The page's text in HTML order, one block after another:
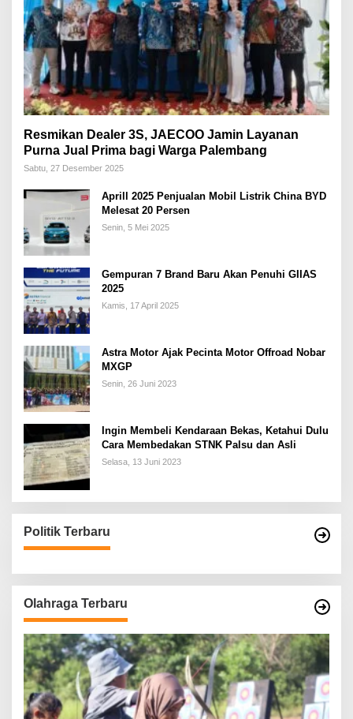
Resmikan Dealer 3S, JAECOO Jamin Layanan
Purna Jual Prima bagi Warga Palembang
Sabtu, 27 Desember 2025
Aprill 2025 Penjualan Mobil Listrik China BYD
Melesat 20 Persen
Senin, 5 Mei 2025
Gempuran 7 Brand Baru Akan Penuhi GIIAS
2025
Kamis, 17 April 2025
Astra Motor Ajak Pecinta Motor Offroad Nobar
MXGP
Senin, 26 Juni 2023
Ingin Membeli Kendaraan Bekas, Ketahui Dulu
Cara Membedakan STNK Palsu dan Asli
Selasa, 13 Juni 2023
Politik Terbaru
Olahraga Terbaru